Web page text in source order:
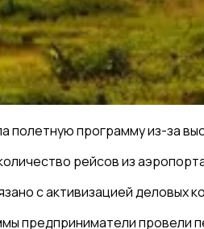
полетную программу из-за
рейсов из
с активизацией деловых
предприниматели провели